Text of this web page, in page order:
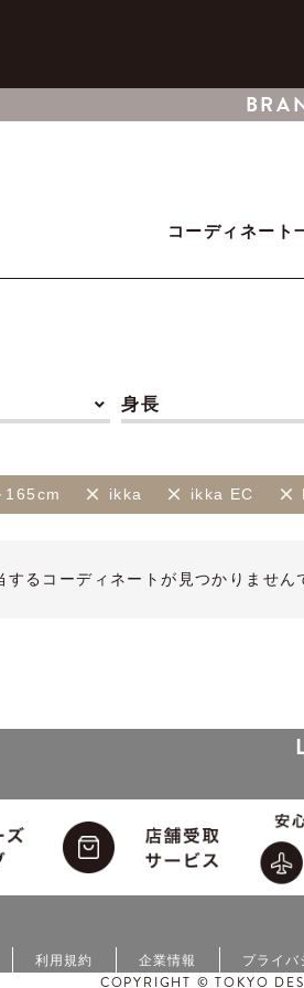
コーディネート
身長
165cm ikka ikka EC
するコーディネートが見つかりません
利用規約 企業情報 プライバ
COPYRIGHT © TOKYO